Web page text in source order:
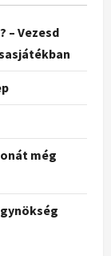
– Vezesd
még